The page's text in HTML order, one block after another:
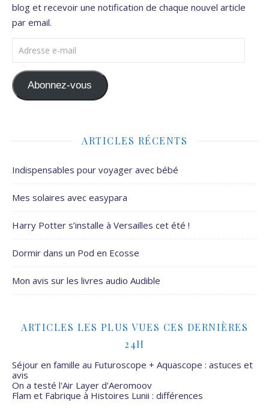
blog et recevoir une notification de chaque nouvel article
par email.
Adresse e-mail
Abonnez-vous
ARTICLES RÉCENTS
Indispensables pour voyager avec bébé
Mes solaires avec easypara
Harry Potter s’installe à Versailles cet été !
Dormir dans un Pod en Ecosse
Mon avis sur les livres audio Audible
ARTICLES LES PLUS VUES CES DERNIÈRES
24H
Séjour en famille au Futuroscope + Aquascope : astuces et
avis
On a testé l'Air Layer d'Aeromoov
Flam et Fabrique à Histoires Lunii : différences